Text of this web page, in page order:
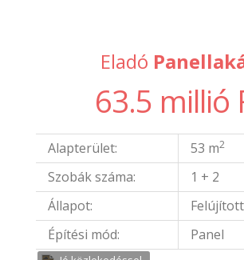
Eladó
63.5 millió
Alapterület: 53 m2
Szobák száma:
1 + 2
Állapot:
Felújított
Építési mód:
Panel